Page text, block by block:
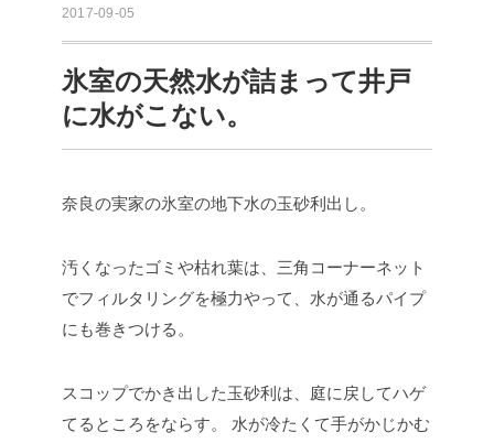
2017-09-05
氷室の天然水が詰まって井戸
に水がこない。
奈良の実家の氷室の地下水の玉砂利出し。
汚くなったゴミや枯れ葉は、三角コーナーネット
でフィルタリングを極力やって、水が通るパイプ
にも巻きつける。
スコップでかき出した玉砂利は、庭に戻してハゲ
てるところをならす。
水が冷たくて手がかじかむ